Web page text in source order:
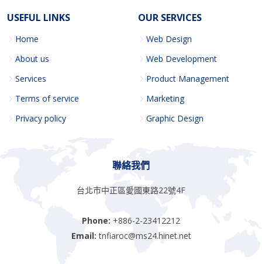
USEFUL LINKS
Home
About us
Services
Terms of service
Privacy policy
OUR SERVICES
Web Design
Web Development
Product Management
Marketing
Graphic Design
聯絡我們
台北市中正區愛國東路22號4F
Phone: +886-2-23412212
Email: tnfiaroc@ms24.hinet.net